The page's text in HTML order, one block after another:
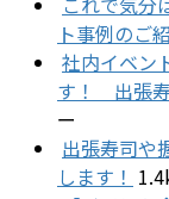
ト事例のご
社内イベン
す！ 出張
ー
出張寿司や
します！